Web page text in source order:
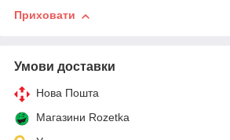
Приховати
Умови доставки
Нова Пошта
Магазини Rozetka